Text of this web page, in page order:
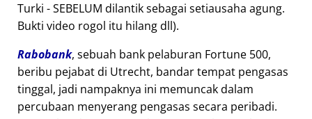
Turki - SEBELUM dilantik sebagai setiausaha agung.
Bukti video rogol itu hilang dll).
Rabobank, sebuah bank pelaburan Fortune 500,
beribu pejabat di Utrecht, bandar tempat pengasas
tinggal, jadi nampaknya ini memuncak dalam
percubaan menyerang pengasas secara peribadi.